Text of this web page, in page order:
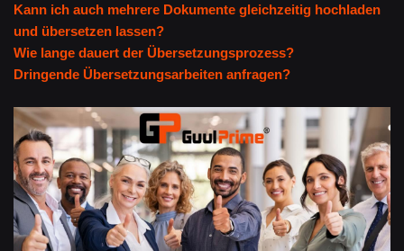
Kann ich auch mehrere Dokumente gleichzeitig hochladen
und übersetzen lassen?
Wie lange dauert der Übersetzungsprozess?
Dringende Übersetzungsarbeiten anfragen?